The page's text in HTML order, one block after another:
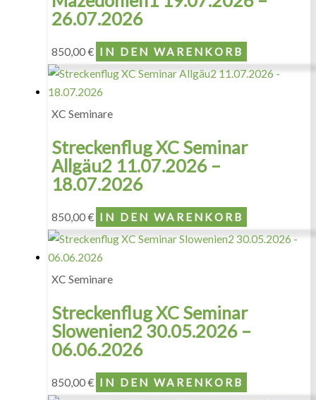
26.07.2026
850,00€ IN DEN WARENKORB
XC Seminare
Streckenflug XC Seminar
Allgäu2 11.07.2026 –
18.07.2026
850,00€ IN DEN WARENKORB
XC Seminare
Streckenflug XC Seminar
Slowenien2 30.05.2026 –
06.06.2026
850,00€ IN DEN WARENKORB